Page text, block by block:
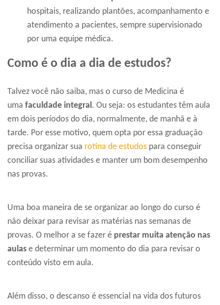
hospitais, realizando plantões, acompanhamento e
atendimento a pacientes, sempre supervisionado
por uma equipe médica.
Como é o dia a dia de estudos?
Talvez você não saiba, mas o curso de Medicina é
uma faculdade integral. Ou seja: os estudantes têm aula
em dois períodos do dia, normalmente, de manhã e à
tarde. Por esse motivo, quem opta por essa graduação
precisa organizar sua rotina de estudos para conseguir
conciliar suas atividades e manter um bom desempenho
nas provas.
Uma boa maneira de se organizar ao longo do curso é
não deixar para revisar as matérias nas semanas de
provas. O melhor a se fazer é prestar muita atenção nas
aulas e determinar um momento do dia para revisar o
conteúdo visto em aula.
Além disso, o descanso é essencial na vida dos futuros